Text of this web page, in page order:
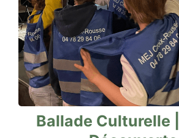
Ballade Culturelle